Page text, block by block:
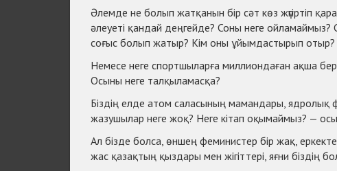
Әлемде не болып жатқанын бір сәт көз жүгіртіп
әлеуеті қандай деңгейде? Соны неге
соғыс болып жатыр? Кім оны ұйымдастырып отыр?
Немесе неге спортшыларға миллиондаған ақша
Осыны неге талқыламасқа?
Біздің елде атом саласының мамандары,
жазушылар неге жоқ? Неге кітап оқымаймыз? —
Ал бізде болса, өншең феминистер бір жақ,
жас қазақтың қыздары мен жігіттері, яғни біздің